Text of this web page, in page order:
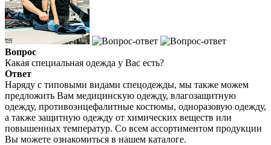
Вопрос
Какая специальная одежда у Вас есть?
Ответ
Наряду с типовыми видами спецодежды, мы также можем
предложить Вам медицинскую одежду, влагозащитную
одежду, противоэнцефалитные костюмы, одноразовую одежду,
а также защитную одежду от химических веществ или
повышенных температур. Со всем ассортиментом продукции
Вы можете ознакомиться в нашем каталоге.